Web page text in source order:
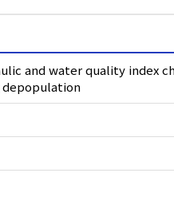
and water quality index